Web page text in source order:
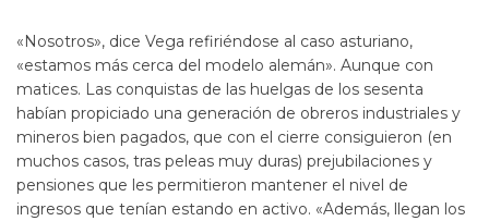
«Nosotros», dice Vega refiriéndose al caso asturiano,
«estamos más cerca del modelo alemán». Aunque con
matices. Las conquistas de las huelgas de los sesenta
habían propiciado una generación de obreros industriales y
mineros bien pagados, que con el cierre consiguieron (en
muchos casos, tras peleas muy duras) prejubilaciones y
pensiones que les permitieron mantener el nivel de
ingresos que tenían estando en activo. «Además, llegan los